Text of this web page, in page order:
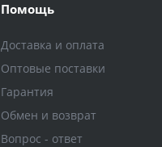
Помощь
Доставка и оплата
Оптовые поставки
Гарантия
Обмен и возврат
Вопрос - ответ